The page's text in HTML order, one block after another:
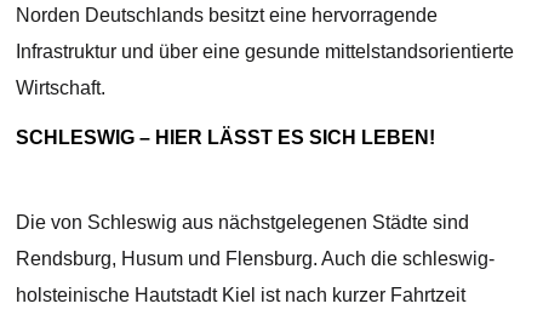
Norden Deutschlands besitzt eine hervorragende
Infrastruktur und über eine gesunde mittelstandsorientierte
Wirtschaft.
SCHLESWIG – HIER LÄSST ES SICH LEBEN!
Die von Schleswig aus nächstgelegenen Städte sind
Rendsburg, Husum und Flensburg. Auch die schleswig-
holsteinische Hautstadt Kiel ist nach kurzer Fahrtzeit